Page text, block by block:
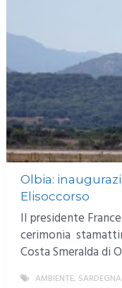
Olbia:
Elisoccorso
Il presidente
cerimonia
Costa Smeralda di
AMBIENTE, SARDEGNA